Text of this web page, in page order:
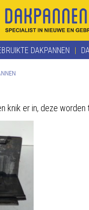
DAKPANNEN
knik er in, deze